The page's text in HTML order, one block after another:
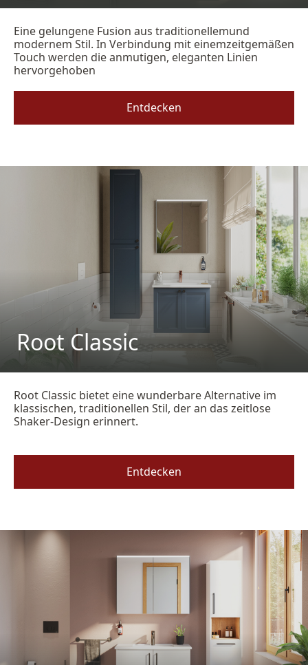
Eine gelungene Fusion aus traditionellem​und
modernem Stil. In Verbindung mit einem​zeitgemäßen
Touch werden die anmutigen, eleganten Linien
hervorgehoben
Entdecken
Root Classic
Root Classic bietet eine wunderbare Alternative im
klassischen, traditionellen Stil, der an das zeitlose
Shaker-Design erinnert.
Entdecken